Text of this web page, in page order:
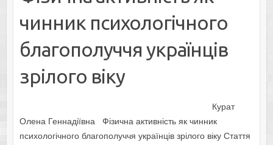
чинник психологічного
благополуччя українців
зрілого віку
Курат
Олена Геннадіївна Фізична активність як чинник
психологічного благополуччя українців зрілого віку Стаття